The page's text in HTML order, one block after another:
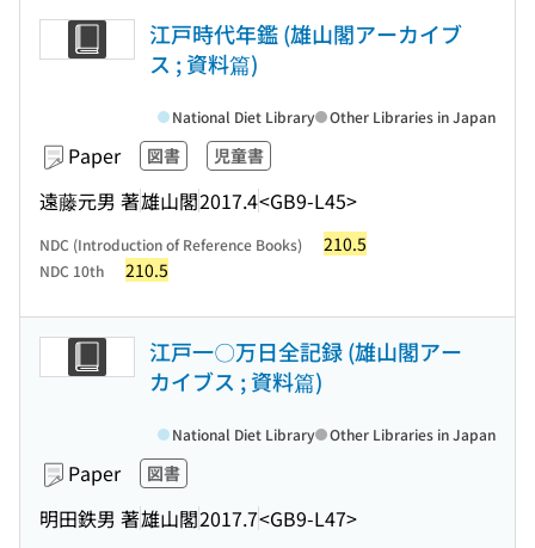
江戸時代年鑑 (雄山閣アーカイブ
ス ; 資料篇)
Paper 図書 児童書
遠藤元男 著雄山閣2017.4<GB9-L45>
National Diet Library Other Libraries in Japan
NDC (Introduction of Reference Books) 210.5
NDC 10th 210.5
江戸一〇万日全記録 (雄山閣アー
カイブス ; 資料篇)
Paper 図書
明田鉄男 著雄山閣2017.7<GB9-L47>
National Diet Library Other Libraries in Japan